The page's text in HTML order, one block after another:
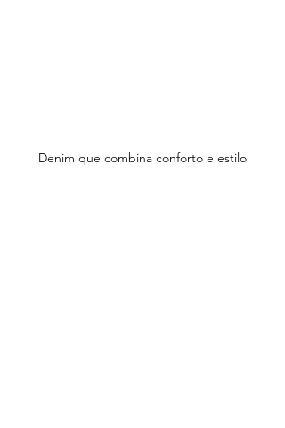
Denim que combina conforto e estilo